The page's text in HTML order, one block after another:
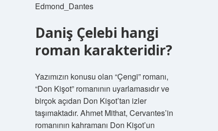
Edmond_Dantes
Daniş Çelebi hangi
roman karakteridir?
Yazımızın konusu olan “Çengi” romanı,
“Don Kişot” romanının uyarlamasıdır ve
birçok açıdan Don Kişot’tan izler
taşımaktadır. Ahmet Mithat, Cervantes’in
romanının kahramanı Don Kişot’un